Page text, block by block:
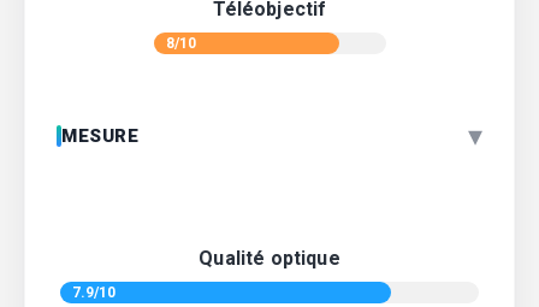
Téléobjectif
8/10
MESURE ▾
Qualité optique
7.9/10